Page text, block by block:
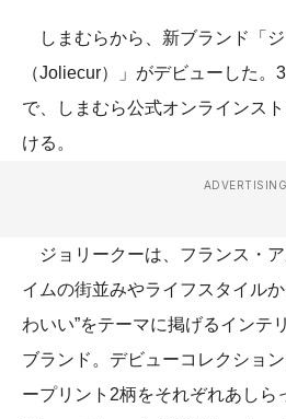
しまむらから、新ブランド「
（Joliecur）」がデビューした。
で、しまむら公式オンラインス
ける。
ADVERTISING
ジョリークーは、フランス・
イムの街並みやライフスタイル
わいい”をテーマに掲げるインテ
ブランド。デビューコレクショ
ープリント2柄をそれぞれあしら